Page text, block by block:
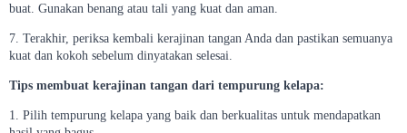
buat. Gunakan benang atau tali yang kuat dan aman.
7. Terakhir, periksa kembali kerajinan tangan Anda dan pastikan semuanya
kuat dan kokoh sebelum dinyatakan selesai.
Tips membuat kerajinan tangan dari tempurung kelapa:
1. Pilih tempurung kelapa yang baik dan berkualitas untuk mendapatkan